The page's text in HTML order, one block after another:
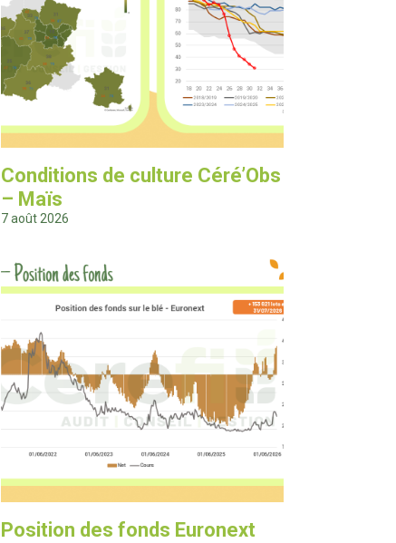
Conditions de culture Céré’Obs
– Maïs
7 août 2026
Position des fonds Euronext